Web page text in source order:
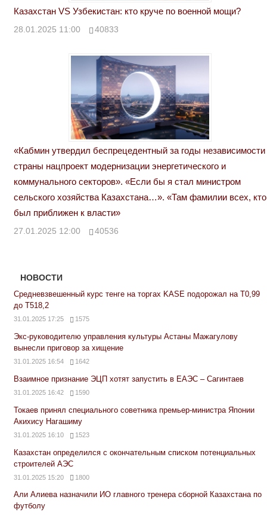
Казахстан VS Узбекистан: кто круче по военной мощи?
28.01.2025 11:00 40833
«Кабмин утвердил беспрецедентный за годы независимости
страны нацпроект модернизации энергетического и
коммунального секторов». «Если бы я стал министром
сельского хозяйства Казахстана…». «Там фамилии всех, кто
был приближен к власти»
27.01.2025 12:00 40536
НОВОСТИ
Средневзвешенный курс тенге на торгах KASE подорожал на Т0,99
до Т518,2
31.01.2025 17:25 1575
Экс-руководителю управления культуры Астаны Мажагулову
вынесли приговор за хищение
31.01.2025 16:54 1642
Взаимное признание ЭЦП хотят запустить в ЕАЭС – Сагинтаев
31.01.2025 16:42 1590
Токаев принял специального советника премьер-министра Японии
Акихису Нагашиму
31.01.2025 16:10 1523
Казахстан определился с окончательным списком потенциальных
строителей АЭС
31.01.2025 15:20 1800
Али Алиева назначили ИО главного тренера сборной Казахстана по
футболу